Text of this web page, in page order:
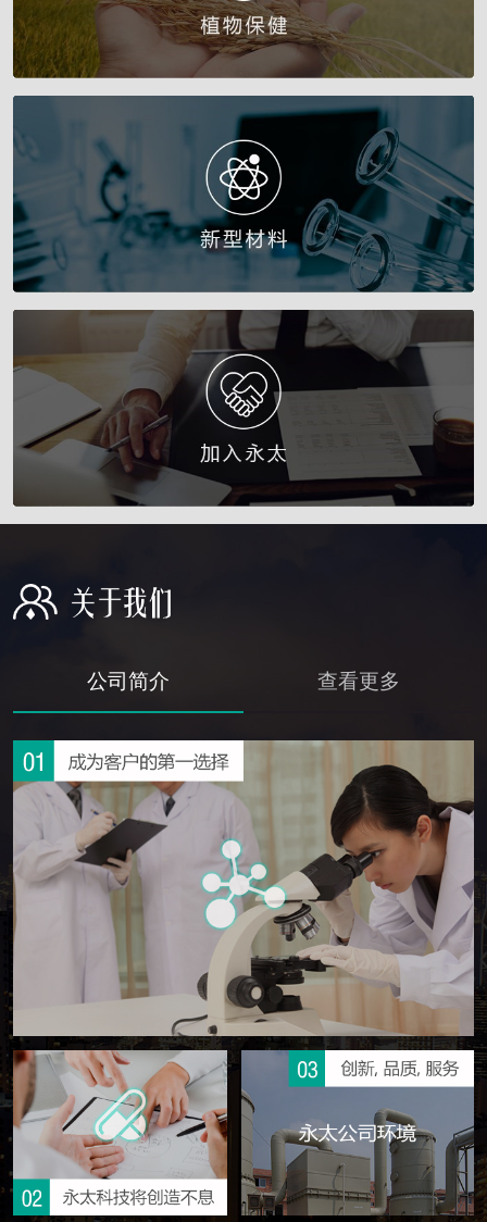
公司简介 查看更多